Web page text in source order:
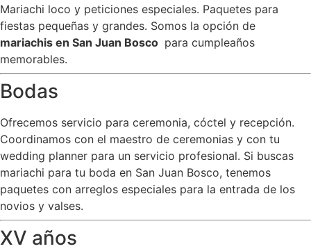
Mariachi loco y peticiones especiales. Paquetes para
fiestas pequeñas y grandes. Somos la opción de
mariachis en San Juan Bosco para cumpleaños
memorables.
Bodas
Ofrecemos servicio para ceremonia, cóctel y recepción.
Coordinamos con el maestro de ceremonias y con tu
wedding planner para un servicio profesional. Si buscas
mariachi para tu boda en San Juan Bosco, tenemos
paquetes con arreglos especiales para la entrada de los
novios y valses.
XV años